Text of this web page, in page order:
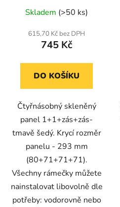
šedý
Skladem (>50 ks)
615,70 Kč bez DPH
745 Kč
DO KOŠÍKU
Čtyřnásobný skleněný
panel 1+1+zás+zás-
tmavě šedý. Krycí rozměr
panelu - 293 mm
(80+71+71+71).
Všechny rámečky můžete
nainstalovat libovolně dle
potřeby: vodorovně nebo